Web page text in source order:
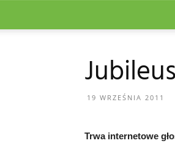
19 WRZEŚNIA 2011
Trwa internetowe